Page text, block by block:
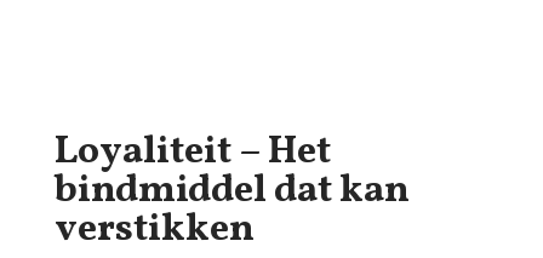
Loyaliteit – Het
bindmiddel dat kan
verstikken